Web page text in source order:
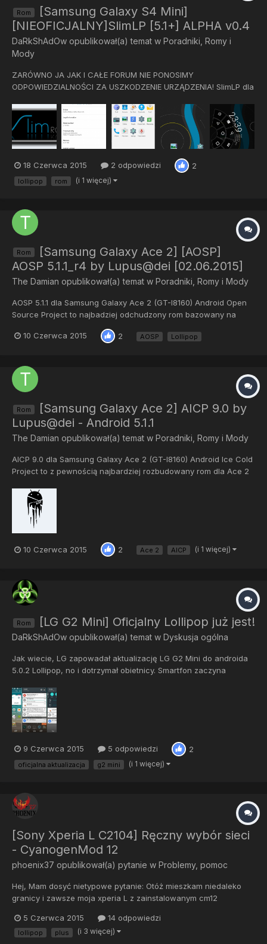
Rom
[Samsung Galaxy S4 Mini]
[NIEOFICJALNY]SlimLP [5.1+] ALPHA v0.4
DaRkShAdOw opublikował(a) temat w Poradniki, Romy i
Mody
ZARÓWNO JA JAK I CAŁE FORUM NIE PONOSIMY
ODPOWIEDZIALNOŚCI ZA USZKODZENIE URZĄDZENIA! SlimLP dla
optymalizacji buildów: SlimLP for GT-I9190 RC1 ALPHA v0.3
(2015-06-08) SlimLP dla GT-I9195 RC1 ALPHA v0.3 (2015-06-08)
RC3 ALPHA v0.4 z optym...
18 Czerwca 2015 2 odpowiedzi 2
lollipop rom (i 1 więcej)
Rom
[Samsung Galaxy Ace 2] [AOSP]
AOSP 5.1.1_r4 by Lupus@dei [02.06.2015]
The Damian opublikował(a) temat w Poradniki, Romy i Mody
AOSP 5.1.1 dla Samsung Galaxy Ace 2 (GT-I8160) Android Open
Source Project to najbadziej odchudzony rom bazowany na
działa nagrywanie kamerą. Źródło: http://forum.xda-
10 Czerwca 2015 2 AOSP Lollipop
Rom
[Samsung Galaxy Ace 2] AICP 9.0 by
Lupus@dei - Android 5.1.1
The Damian opublikował(a) temat w Poradniki, Romy i Mody
AICP 9.0 dla Samsung Galaxy Ace 2 (GT-I8160) Android Ice Cold
Project to z pewnością najbardziej rozbudowany rom dla Ace 2
system to doskonały wybór dla osób, które lubią różnorakie
bajery w Androidzie. Posiada funkcje takie jak gesty, czy w...
10 Czerwca 2015 2 Ace 2 AICP (i 1 więcej)
Rom [LG G2 Mini] Oficjalny Lollipop już jest!
DaRkShAdOw opublikował(a) temat w Dyskusja ogólna
Jak wiecie, LG zapowadał aktualizację LG G2 Mini do androida
5.0.2 Lollipop, no i dotrzymał obietnicy. Smartfon zaczyna
jeśli ktoś jeszcze nie otrzymał aktualizacji niech uzbroi się w
cierpliwość, gdyż za kilka godzin, powinniście otrzymać...
9 Czerwca 2015 5 odpowiedzi 2
oficjalna aktualizacja g2 mini (i 1 więcej)
[Sony Xperia L C2104] Ręczny wybór sieci
- CyanogenMod 12
phoenix37 opublikował(a) pytanie w Problemy, pomoc
Hej, Mam dosyć nietypowe pytanie: Otóż mieszkam niedaleko
granicy i zawsze moja xperia L z zainstalowanym cm12
uciążliwe i za każdym razem muszę wejść w ustawienia i
kilkanaście razy klikać sieć PLUS aby przełączyło...w stockowym
5 Czerwca 2015 14 odpowiedzi
lollipop plus (i 3 więcej)